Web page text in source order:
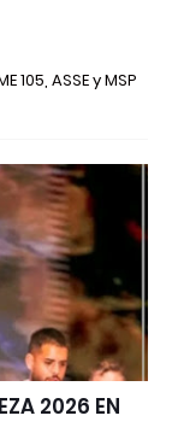
ASSE y MSP
2026 EN